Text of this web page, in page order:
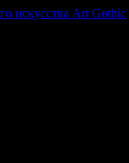
искусства Art Gothic